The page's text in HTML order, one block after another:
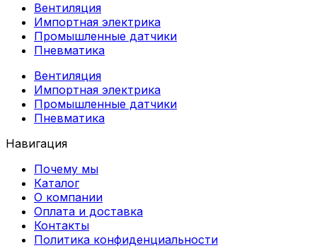
Вентиляция
Импортная электрика
Промышленные датчики
Пневматика
Вентиляция
Импортная электрика
Промышленные датчики
Пневматика
Навигация
Почему мы
Каталог
О компании
Оплата и доставка
Контакты
Политика конфиденциальности